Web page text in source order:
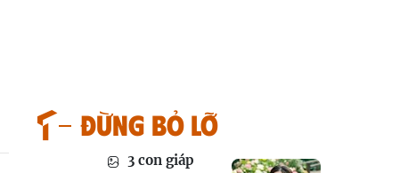
Đừng bỏ lỡ
3 con giáp